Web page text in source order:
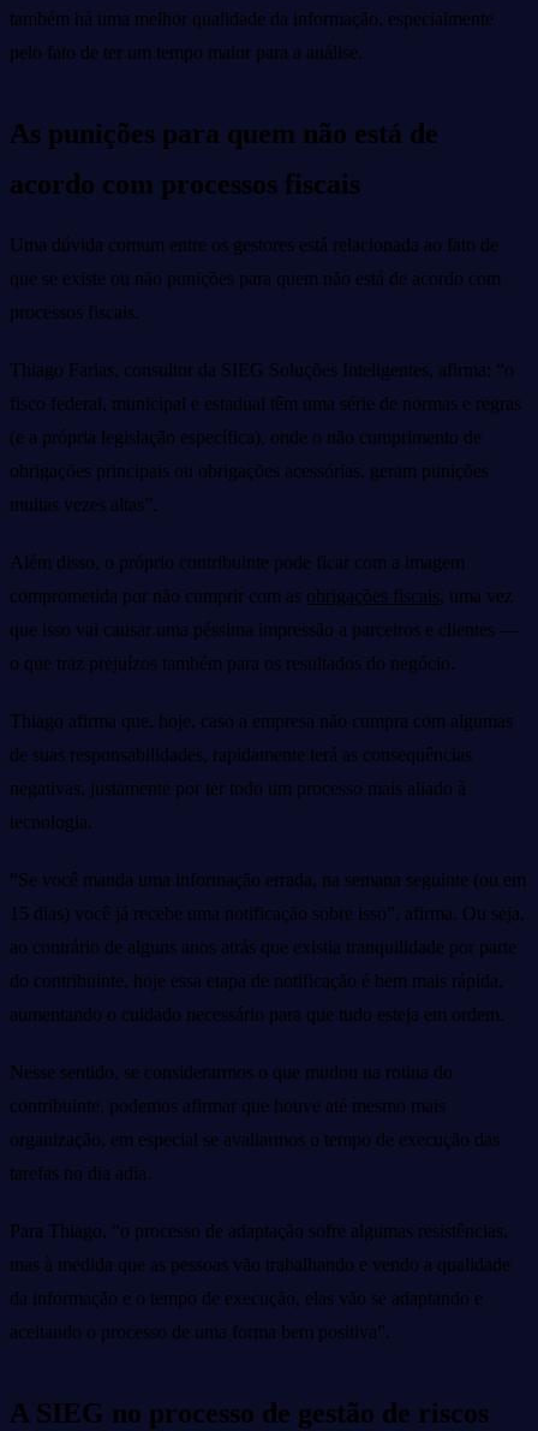
também há uma melhor qualidade da informação, especialmente
pelo fato de ter um tempo maior para a análise.
As punições para quem não está de
acordo com processos fiscais
Uma dúvida comum entre os gestores está relacionada ao fato de
que se existe ou não punições para quem não está de acordo com
processos fiscais.
Thiago Farias, consultor da SIEG Soluções Inteligentes, afirma: “o
fisco federal, municipal e estadual têm uma série de normas e regras
(e a própria legislação específica), onde o não cumprimento de
obrigações principais ou obrigações acessórias, geram punições
muitas vezes altas”.
Além disso, o próprio contribuinte pode ficar com a imagem
comprometida por não cumprir com as obrigações fiscais, uma vez
que isso vai causar uma péssima impressão a parceiros e clientes —
o que traz prejuízos também para os resultados do negócio.
Thiago afirma que, hoje, caso a empresa não cumpra com algumas
de suas responsabilidades, rapidamente terá as consequências
negativas, justamente por ter todo um processo mais aliado à
tecnologia.
“Se você manda uma informação errada, na semana seguinte (ou em
15 dias) você já recebe uma notificação sobre isso”, afirma. Ou seja,
ao contrário de alguns anos atrás que existia tranquilidade por parte
do contribuinte, hoje essa etapa de notificação é bem mais rápida,
aumentando o cuidado necessário para que tudo esteja em ordem.
Nesse sentido, se considerarmos o que mudou na rotina do
contribuinte, podemos afirmar que houve até mesmo mais
organização, em especial se avaliarmos o tempo de execução das
tarefas no dia adia.
Para Thiago, “o processo de adaptação sofre algumas resistências,
mas à medida que as pessoas vão trabalhando e vendo a qualidade
da informação e o tempo de execução, elas vão se adaptando e
aceitando o processo de uma forma bem positiva”.
A SIEG no processo de gestão de riscos